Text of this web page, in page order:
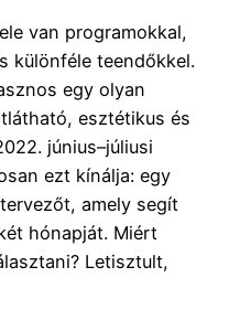
van programokkal,
különféle teendőkkel.
egy olyan
esztétikus és
június–júliusi
ezt kínálja: egy
amely segít
hónapját. Miért
Letisztult,